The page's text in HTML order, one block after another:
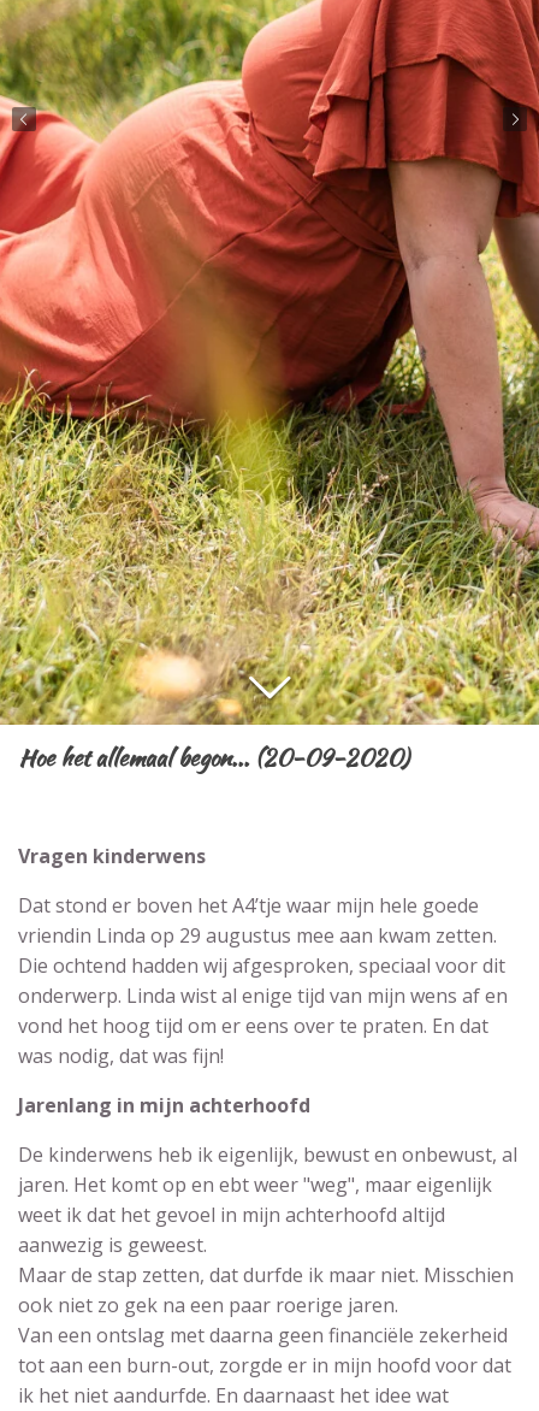
Hoe het allemaal begon... (20-09-2020)
Vragen kinderwens
Dat stond er boven het A4’tje waar mijn hele goede
vriendin Linda op 29 augustus mee aan kwam zetten.
Die ochtend hadden wij afgesproken, speciaal voor dit
onderwerp. Linda wist al enige tijd van mijn wens af en
vond het hoog tijd om er eens over te praten. En dat
was nodig, dat was fijn!
Jarenlang in mijn achterhoofd
De kinderwens heb ik eigenlijk, bewust en onbewust, al
jaren. Het komt op en ebt weer "weg", maar eigenlijk
weet ik dat het gevoel in mijn achterhoofd altijd
aanwezig is geweest.
Maar de stap zetten, dat durfde ik maar niet. Misschien
ook niet zo gek na een paar roerige jaren.
Van een ontslag met daarna geen financiële zekerheid
tot aan een burn-out, zorgde er in mijn hoofd voor dat
ik het niet aandurfde. En daarnaast het idee wat